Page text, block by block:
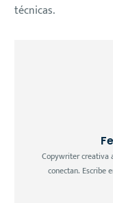
técnicas.
Copywriter creativa
conectan. Escribe